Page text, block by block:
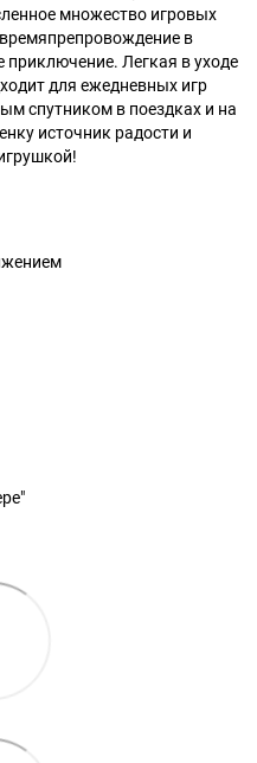
множество игровых
в
приключение. Легкая в уходе
для ежедневных игр
спутником в поездках и на
источник радости и